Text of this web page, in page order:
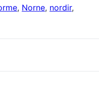
, Norne, nordir,